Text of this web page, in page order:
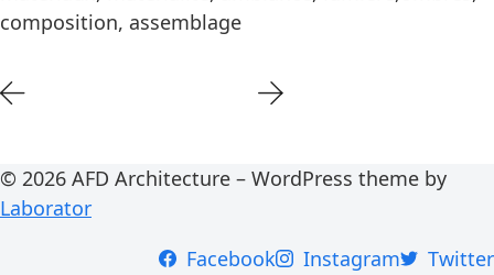
composition, assemblage
© 2026 AFD Architecture – WordPress theme by
Laborator
Facebook
Instagram Twitter